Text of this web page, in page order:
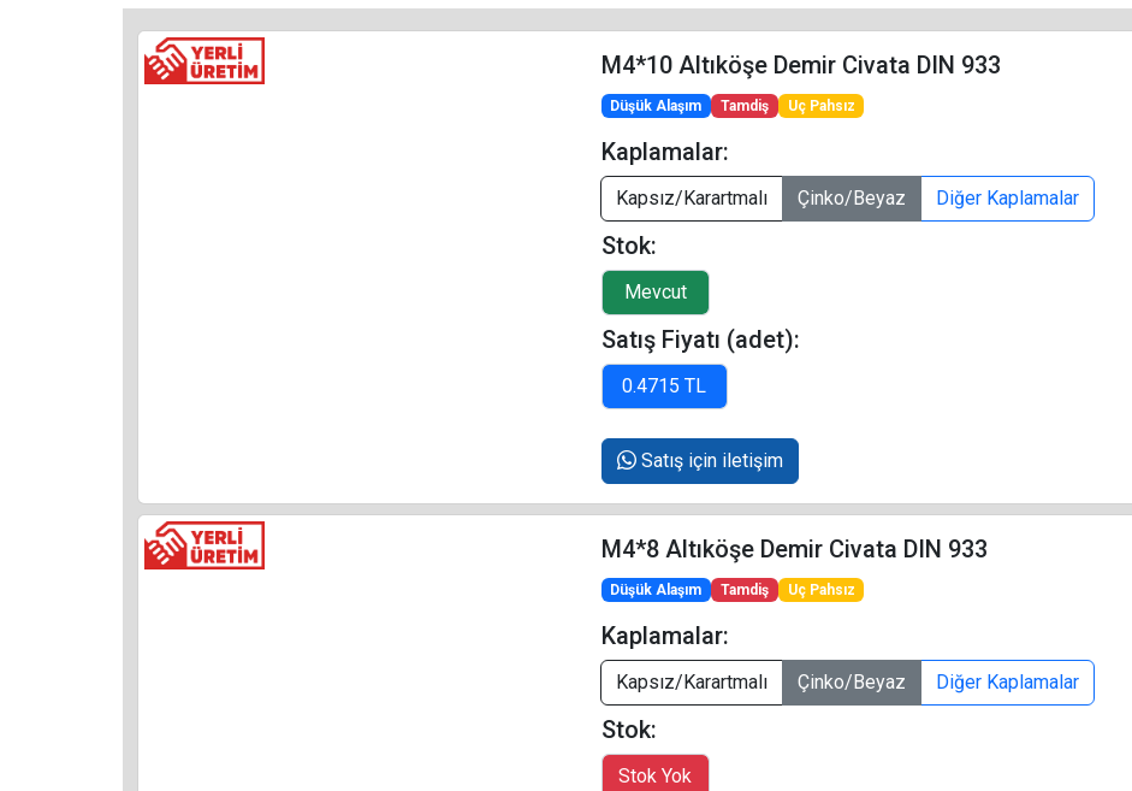
M4*10 Altıköşe Demir Civata DIN 933
Düşük Alaşım Tamdiş Uç Pahsız
Kaplamalar:
Kapsız/Karartmalı Çinko/Beyaz Diğer Kaplamalar
Stok:
Satış Fiyatı (adet):
Satış için iletişim
M4*8 Altıköşe Demir Civata DIN 933
Düşük Alaşım Tamdiş Uç Pahsız
Kaplamalar:
Kapsız/Karartmalı Çinko/Beyaz Diğer Kaplamalar
Stok: